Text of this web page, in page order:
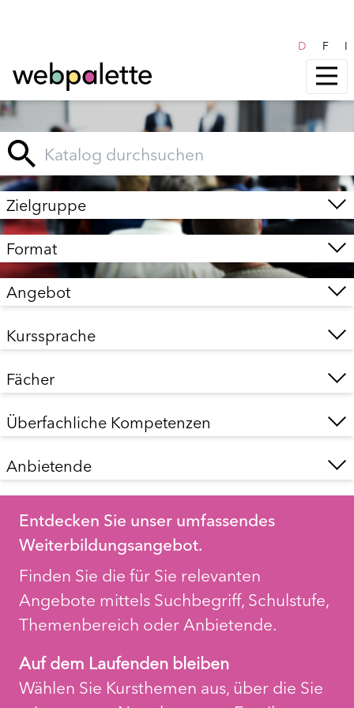
D F I
Zielgruppe
Format
Angebot
Kurssprache
Fächer
Überfachliche Kompetenzen
Anbietende
Entdecken Sie unser umfassendes
Weiterbildungsangebot.
Finden Sie die für Sie relevanten
Angebote mittels Suchbegriff, Schulstufe,
Themenbereich oder Anbietende.
Auf dem Laufenden bleiben
Wählen Sie Kursthemen aus, über die Sie